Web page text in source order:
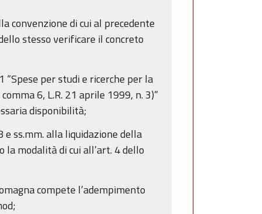
convenzione di cui al precedente
stesso verificare il concreto
per studi e ricerche per la
6, L.R. 21 aprile 1999, n. 3)”
disponibilità;
ss.mm. alla liquidazione della
modalità di cui all’art. 4 dello
compete l’adempimento